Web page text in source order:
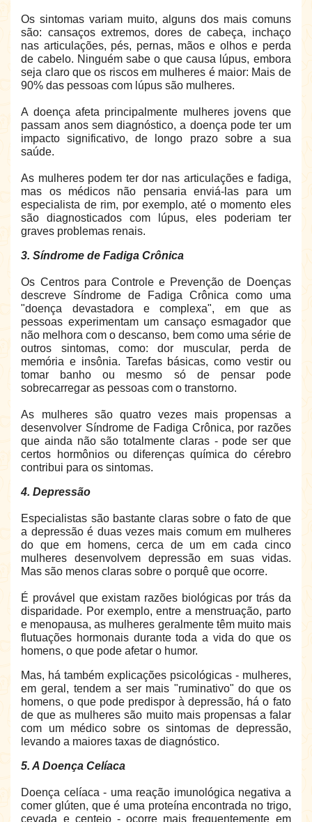
Os sintomas variam muito, alguns dos mais comuns
são: cansaços extremos, dores de cabeça, inchaço
nas articulações, pés, pernas, mãos e olhos e perda
de cabelo. Ninguém sabe o que causa lúpus, embora
seja claro que os riscos em mulheres é maior: Mais de
90% das pessoas com lúpus são mulheres.
A doença afeta principalmente mulheres jovens que
passam anos sem diagnóstico, a doença pode ter um
impacto significativo, de longo prazo sobre a sua
saúde.
As mulheres podem ter dor nas articulações e fadiga,
mas os médicos não pensaria enviá-las para um
especialista de rim, por exemplo, até o momento eles
são diagnosticados com lúpus, eles poderiam ter
graves problemas renais.
3. Síndrome de Fadiga Crônica
Os Centros para Controle e Prevenção de Doenças
descreve Síndrome de Fadiga Crônica como uma
"doença devastadora e complexa", em que as
pessoas experimentam um cansaço esmagador que
não melhora com o descanso, bem como uma série de
outros sintomas, como: dor muscular, perda de
memória e insônia. Tarefas básicas, como vestir ou
tomar banho ou mesmo só de pensar pode
sobrecarregar as pessoas com o transtorno.
As mulheres são quatro vezes mais propensas a
desenvolver Síndrome de Fadiga Crônica, por razões
que ainda não são totalmente claras - pode ser que
certos hormônios ou diferenças química do cérebro
contribui para os sintomas.
4. Depressão
Especialistas são bastante claras sobre o fato de que
a depressão é duas vezes mais comum em mulheres
do que em homens, cerca de um em cada cinco
mulheres desenvolvem depressão em suas vidas.
Mas são menos claras sobre o porquê que ocorre.
É provável que existam razões biológicas por trás da
disparidade. Por exemplo, entre a menstruação, parto
e menopausa, as mulheres geralmente têm muito mais
flutuações hormonais durante toda a vida do que os
homens, o que pode afetar o humor.
Mas, há também explicações psicológicas - mulheres,
em geral, tendem a ser mais "ruminativo" do que os
homens, o que pode predispor à depressão, há o fato
de que as mulheres são muito mais propensas a falar
com um médico sobre os sintomas de depressão,
levando a maiores taxas de diagnóstico.
5. A Doença Celíaca
Doença celíaca - uma reação imunológica negativa a
comer glúten, que é uma proteína encontrada no trigo,
cevada e centeio - ocorre mais frequentemente em